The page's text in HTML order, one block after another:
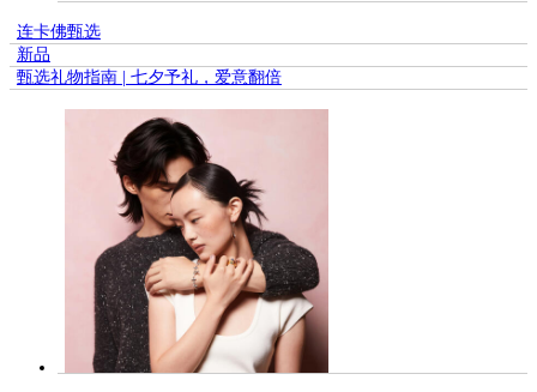
连卡佛甄选
新品
甄选礼物指南 | 七夕予礼，爱意翻倍